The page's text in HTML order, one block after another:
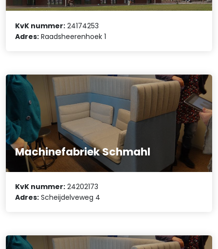
KvK nummer: 24174253
Adres: Raadsheerenhoek 1
Machinefabriek Schmahl
KvK nummer: 24202173
Adres: Scheijdelveweg 4